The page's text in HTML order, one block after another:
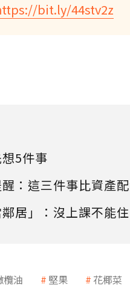
bit.ly/44stv2z
5件事
：這三件事比資產配
居」：沒上課不能
欖油 堅果 花椰菜